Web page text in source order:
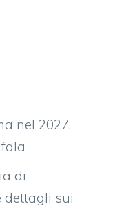
nel 2027,
di
dettagli sui